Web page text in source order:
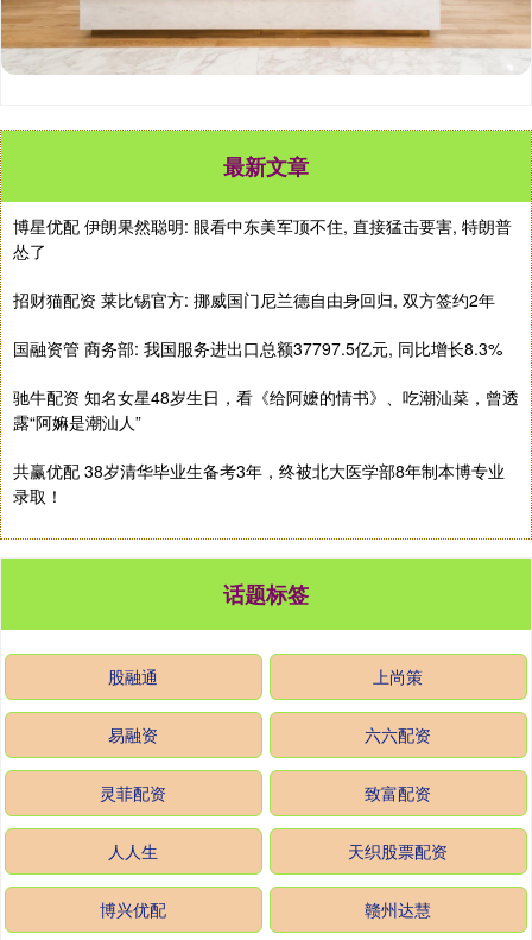
最新文章
博星优配 伊朗果然聪明: 眼看中东美军顶不住, 直接猛击要害, 特朗普
怂了
招财猫配资 莱比锡官方: 挪威国门尼兰德自由身回归, 双方签约2年
国融资管 商务部: 我国服务进出口总额37797.5亿元, 同比增长8.3%
驰牛配资 知名女星48岁生日，看《给阿嬷的情书》、吃潮汕菜，曾透
露“阿嫲是潮汕人”
共赢优配 38岁清华毕业生备考3年，终被北大医学部8年制本博专业
录取！
话题标签
股融通 上尚策
易融资 六六配资
灵菲配资 致富配资
人人生 天织股票配资
博兴优配 赣州达慧